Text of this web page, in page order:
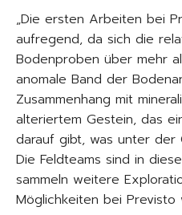
„Die ersten Arbeiten bei
aufregend, da sich die
Bodenproben über mehr
anomale Band der
Zusammenhang mit
alteriertem Gestein, das
darauf gibt, was unter der
Die Feldteams sind in
sammeln weitere
Möglichkeiten bei Previsto